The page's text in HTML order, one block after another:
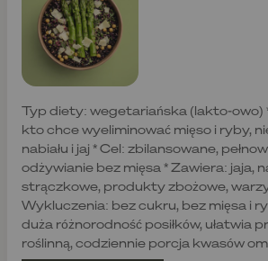
Typ diety: wegetariańska (lakto-owo)
kto chce wyeliminować mięso i ryby,
nabiału i jaj * Cel: zbilansowane,
odżywianie bez mięsa * Zawiera: jaja,
strączkowe, produkty zbożowe,
Wykluczenia: bez cukru, bez mięsa i
duża różnorodność posiłków, ułatwia
roślinną, codziennie porcja kwasów